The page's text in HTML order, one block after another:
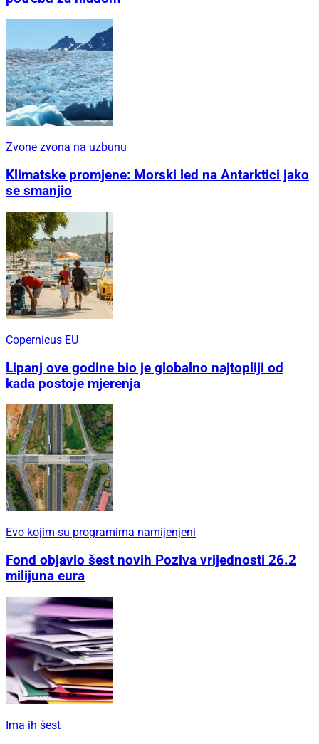
Zvone zvona na uzbunu
Klimatske promjene: Morski led na Antarktici jako
se smanjio
Copernicus EU
Lipanj ove godine bio je globalno najtopliji od
kada postoje mjerenja
Evo kojim su programima namijenjeni
Fond objavio šest novih Poziva vrijednosti 26.2
milijuna eura
Ima ih šest